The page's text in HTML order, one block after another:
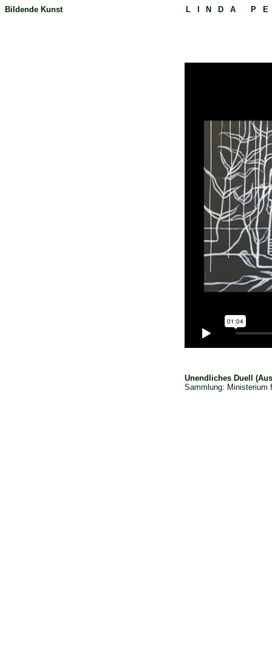
Bildende Kunst LINDA
Unendliches Duell
Sammlung: Ministerium